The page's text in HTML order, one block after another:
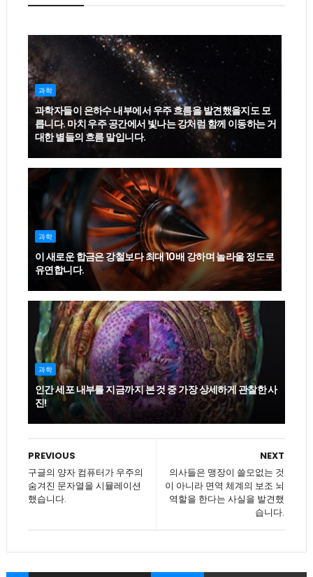
과학
과학자들이 은하수 내부에서 우주 흐름을 발견했을지도 모
릅니다. 마치 우주 공간에서 빛나는 강처럼 함께 이동하는 거
대한 별들의 흐름 말입니다.
과학
이 새로운 합금은 강철보다 최대 10배 강하며 놀라울 정도로
유연합니다.
과학
인간 세포 내부를 지금까지 본 것 중 가장 상세하게 관찰한 사
진!
NEXT
의사들은 맹장이 쓸모없는 것
이 아니라 면역 체계의 보조 뇌
역할을 한다는 사실을 발견했
습니다.
PREVIOUS
구글의 양자 컴퓨터가 우주의
숨겨진 문자열을 시뮬레이션
했습니다.